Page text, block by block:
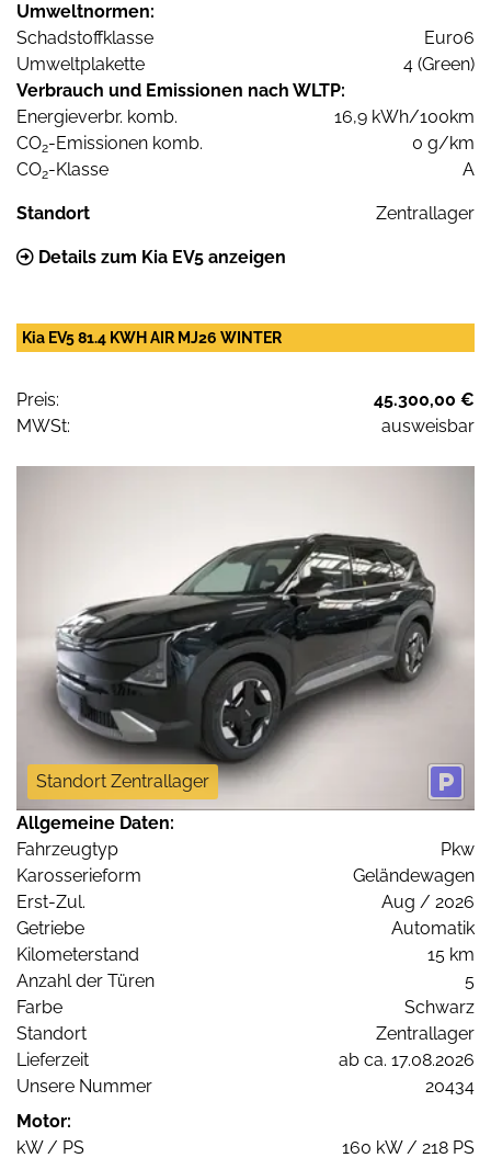
Umweltnormen:
Schadstoffklasse
Euro6
Umweltplakette
4 (Green)
Verbrauch und Emissionen nach WLTP:
Energieverbr. komb.
16,9 kWh/100km
CO2-Emissionen komb.
0 g/km
CO2-Klasse A
Standort Zentrallager
Details zum Kia EV5 anzeigen
Kia EV5 81.4 KWH AIR MJ26 WINTER
Preis:
45.300,00 €
MWSt:
ausweisbar
Standort Zentrallager
Allgemeine Daten:
Fahrzeugtyp
Pkw
Karosserieform
Geländewagen
Erst-Zul.
Aug / 2026
Getriebe
Automatik
Kilometerstand
15 km
Anzahl der Türen
5
Farbe
Schwarz
Standort
Zentrallager
Lieferzeit
ab ca. 17.08.2026
Unsere Nummer
20434
Motor:
kW / PS
160 kW / 218 PS